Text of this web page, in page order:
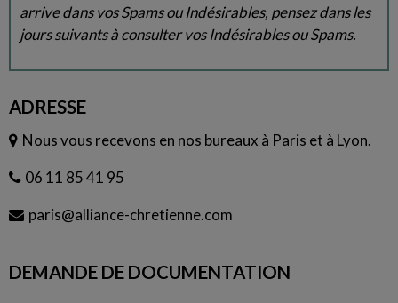
arrive dans vos Spams ou Indésirables, pensez dans les
jours suivants à consulter vos Indésirables ou Spams.
ADRESSE
Nous vous recevons en nos bureaux à Paris et à Lyon.
06 11 85 41 95
paris@alliance-chretienne.com
DEMANDE DE DOCUMENTATION